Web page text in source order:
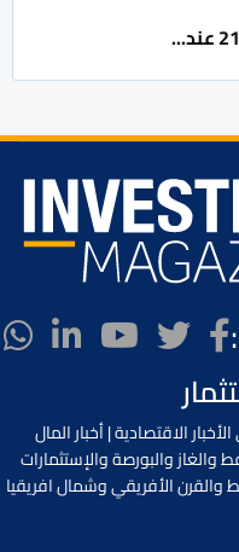
الاقتصادية | أخبار المال
والغاز والبورصة والإستثمارات
والقرن الأفريقي وشمال افريقيا